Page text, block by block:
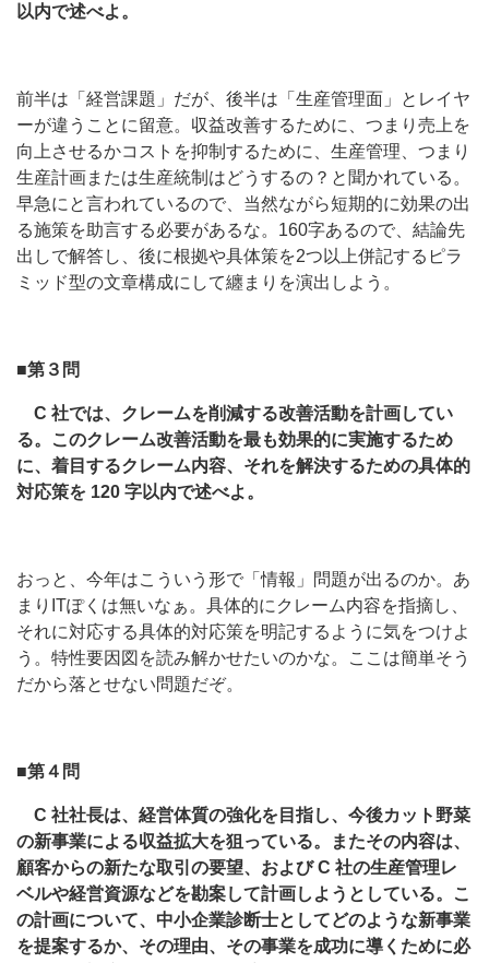
以内で述べよ。
前半は「経営課題」だが、後半は「生産管理面」とレイヤ
ーが違うことに留意。収益改善するために、つまり売上を
向上させるかコストを抑制するために、生産管理、つまり
生産計画または生産統制はどうするの？と聞かれている。
早急にと言われているので、当然ながら短期的に効果の出
る施策を助言する必要があるな。160字あるので、結論先
出しで解答し、後に根拠や具体策を2つ以上併記するピラ
ミッド型の文章構成にして纏まりを演出しよう。
■第３問
C 社では、クレームを削減する改善活動を計画してい
る。このクレーム改善活動を最も効果的に実施するため
に、着目するクレーム内容、それを解決するための具体的
対応策を 120 字以内で述べよ。
おっと、今年はこういう形で「情報」問題が出るのか。あ
まりITぽくは無いなぁ。具体的にクレーム内容を指摘し、
それに対応する具体的対応策を明記するように気をつけよ
う。特性要因図を読み解かせたいのかな。ここは簡単そう
だから落とせない問題だぞ。
■第４問
C 社社長は、経営体質の強化を目指し、今後カット野菜
の新事業による収益拡大を狙っている。またその内容は、
顧客からの新たな取引の要望、および C 社の生産管理レ
ベルや経営資源などを勘案して計画しようとしている。こ
の計画について、中小企業診断士としてどのような新事業
を提案するか、その理由、その事業を成功に導くために必